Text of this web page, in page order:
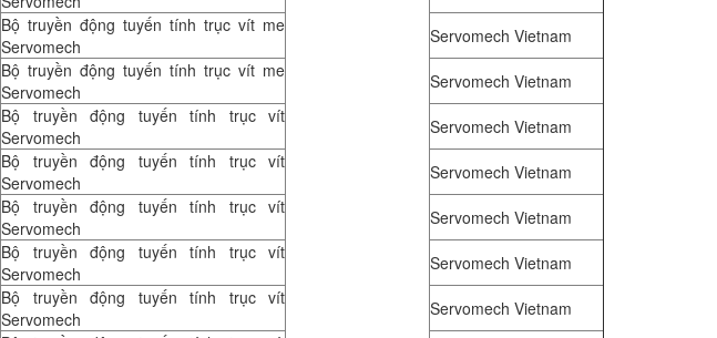
Bộ truyền động tuyến tính trục vít me
Servomech
Servomech Vietnam
Bộ truyền động tuyến tính trục vít me
Servomech
Servomech Vietnam
Bộ truyền động tuyến tính trục vít
Servomech
Servomech Vietnam
Bộ truyền động tuyến tính trục vít
Servomech
Servomech Vietnam
Bộ truyền động tuyến tính trục vít
Servomech
Servomech Vietnam
Bộ truyền động tuyến tính trục vít
Servomech
Servomech Vietnam
Bộ truyền động tuyến tính trục vít
Servomech
Servomech Vietnam